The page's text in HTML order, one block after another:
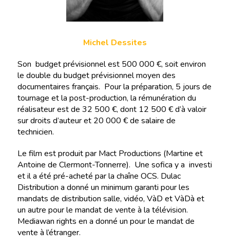
Michel Dessites
Son budget prévisionnel est 500 000 €, soit environ
le double du budget prévisionnel moyen des
documentaires français. Pour la préparation, 5 jours de
tournage et la post-production, la rémunération du
réalisateur est de 32 500 €, dont 12 500 € d’à valoir
sur droits d’auteur et 20 000 € de salaire de
technicien.
Le film est produit par Mact Productions (Martine et
Antoine de Clermont-Tonnerre). Une sofica y a investi
et il a été pré-acheté par la chaîne OCS. Dulac
Distribution a donné un minimum garanti pour les
mandats de distribution salle, vidéo, VàD et VàDà et
un autre pour le mandat de vente à la télévision.
Mediawan rights en a donné un pour le mandat de
vente à l’étranger.